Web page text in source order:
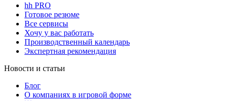
hh PRO
Готовое резюме
Все сервисы
Хочу у вас работать
Производственный календарь
Экспертная рекомендация
Новости и статьи
Блог
О компаниях в игровой форме